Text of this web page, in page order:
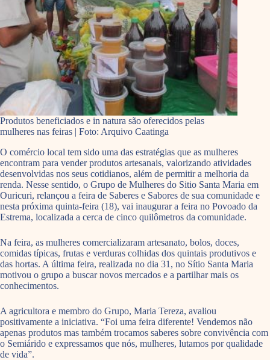
Produtos beneficiados e in natura são oferecidos pelas
mulheres nas feiras | Foto: Arquivo Caatinga
O comércio local tem sido uma das estratégias que as mulheres
encontram para vender produtos artesanais, valorizando atividades
desenvolvidas nos seus cotidianos, além de permitir a melhoria da
renda. Nesse sentido, o Grupo de Mulheres do Sitio Santa Maria em
Ouricuri, relançou a feira de Saberes e Sabores de sua comunidade e
nesta próxima quinta-feira (18), vai inaugurar a feira no Povoado da
Estrema, localizada a cerca de cinco quilômetros da comunidade.
Na feira, as mulheres comercializaram artesanato, bolos, doces,
comidas típicas, frutas e verduras colhidas dos quintais produtivos e
das hortas. A última feira, realizada no dia 31, no Sítio Santa Maria
motivou o grupo a buscar novos mercados e a partilhar mais os
conhecimentos.
A agricultora e membro do Grupo, Maria Tereza, avaliou
positivamente a iniciativa. “Foi uma feira diferente! Vendemos não
apenas produtos mas também trocamos saberes sobre convivência com
o Semiárido e expressamos que nós, mulheres, lutamos por qualidade
de vida”.